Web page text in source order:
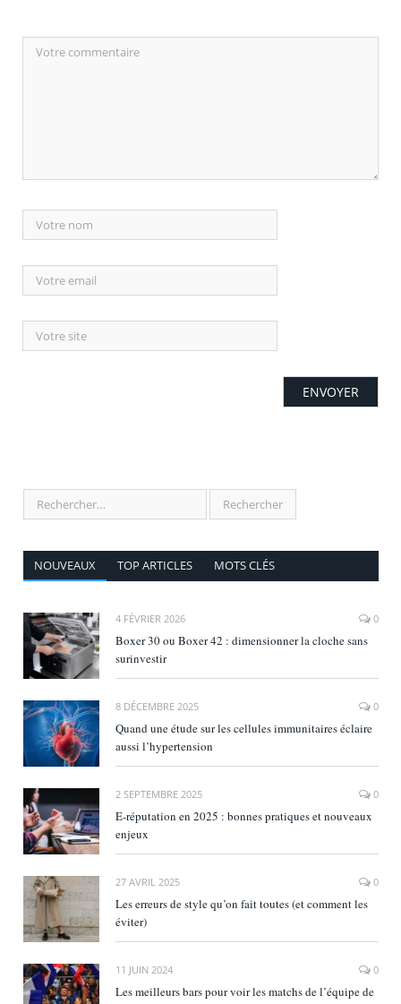
NOUVEAUX TOP ARTICLES MOTS CLÉS
4 FÉVRIER 2026 0
Boxer 30 ou Boxer 42 : dimensionner la cloche sans
surinvestir
8 DÉCEMBRE 2025 0
Quand une étude sur les cellules immunitaires éclaire
aussi l’hypertension
2 SEPTEMBRE 2025 0
E‑réputation en 2025 : bonnes pratiques et nouveaux
enjeux
27 AVRIL 2025 0
Les erreurs de style qu’on fait toutes (et comment les
éviter)
11 JUIN 2024 0
Les meilleurs bars pour voir les matchs de l’équipe de